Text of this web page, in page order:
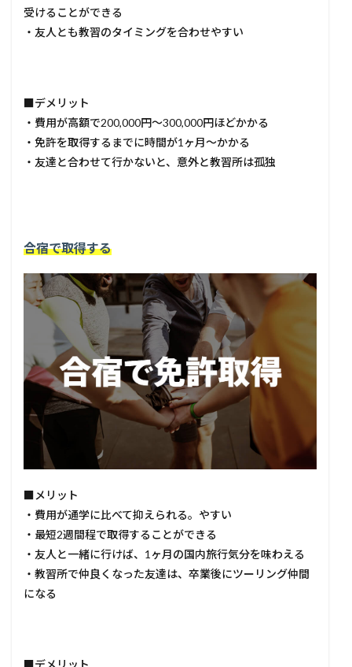
受けることができる
・友人とも教習のタイミングを合わせやすい
■デメリット
・費用が高額で200,000円〜300,000円ほどかかる
・免許を取得するまでに時間が1ヶ月〜かかる
・友達と合わせて行かないと、意外と教習所は孤独
合宿で取得する
■メリット
・費用が通学に比べて抑えられる。やすい
・最短2週間程で取得することができる
・友人と一緒に行けば、1ヶ月の国内旅行気分を味わえる
・教習所で仲良くなった友達は、卒業後にツーリング仲間
になる
■デメリット